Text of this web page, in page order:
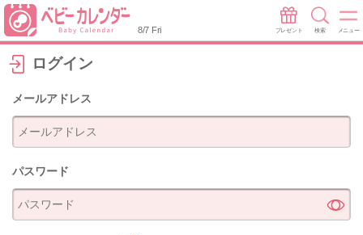
8/7 Fri プレゼント 検索 メニュー
ログイン
メールアドレス
パスワード